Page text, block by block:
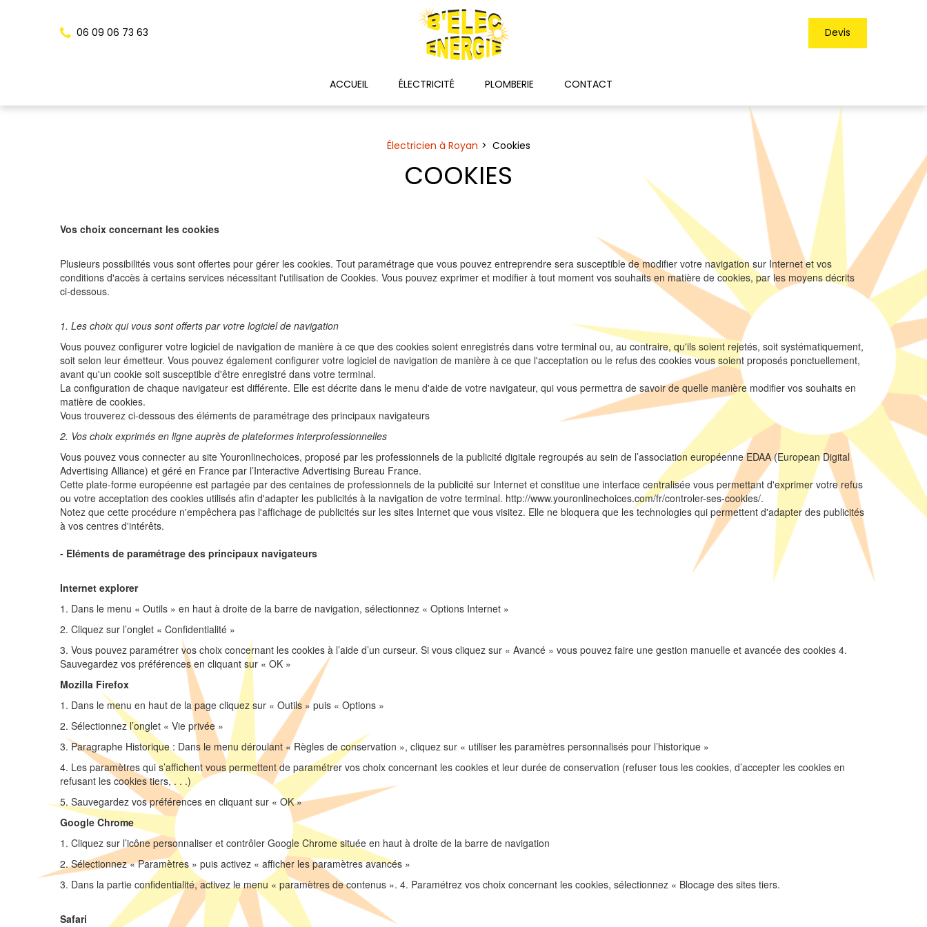
06 09 06 73 63 Devis
ACCUEIL ÉLECTRICITÉ PLOMBERIE CONTACT
Électricien à Royan Cookies
COOKIES
Vos choix concernant les cookies
Plusieurs possibilités vous sont offertes pour gérer les cookies. Tout paramétrage que vous pouvez entreprendre sera susceptible de modifier votre navigation sur Internet et vos
conditions d'accès à certains services nécessitant l'utilisation de Cookies. Vous pouvez exprimer et modifier à tout moment vos souhaits en matière de cookies, par les moyens décrits
ci-dessous.
1. Les choix qui vous sont offerts par votre logiciel de navigation
Vous pouvez configurer votre logiciel de navigation de manière à ce que des cookies soient enregistrés dans votre terminal ou, au contraire, qu'ils soient rejetés, soit systématiquement,
soit selon leur émetteur. Vous pouvez également configurer votre logiciel de navigation de manière à ce que l'acceptation ou le refus des cookies vous soient proposés ponctuellement,
avant qu'un cookie soit susceptible d'être enregistré dans votre terminal.
La configuration de chaque navigateur est différente. Elle est décrite dans le menu d'aide de votre navigateur, qui vous permettra de savoir de quelle manière modifier vos souhaits en
matière de cookies.
Vous trouverez ci-dessous des éléments de paramétrage des principaux navigateurs
2. Vos choix exprimés en ligne auprès de plateformes interprofessionnelles
Vous pouvez vous connecter au site Youronlinechoices, proposé par les professionnels de la publicité digitale regroupés au sein de l’association européenne EDAA (European Digital
Advertising Alliance) et géré en France par l’Interactive Advertising Bureau France.
Cette plate-forme européenne est partagée par des centaines de professionnels de la publicité sur Internet et constitue une interface centralisée vous permettant d'exprimer votre refus
ou votre acceptation des cookies utilisés afin d'adapter les publicités à la navigation de votre terminal. http://www.youronlinechoices.com/fr/controler-ses-cookies/.
Notez que cette procédure n'empêchera pas l'affichage de publicités sur les sites Internet que vous visitez. Elle ne bloquera que les technologies qui permettent d'adapter des publicités
à vos centres d'intérêts.
- Eléments de paramétrage des principaux navigateurs
Internet explorer
1. Dans le menu « Outils » en haut à droite de la barre de navigation, sélectionnez « Options Internet »
2. Cliquez sur l’onglet « Confidentialité »
3. Vous pouvez paramétrer vos choix concernant les cookies à l’aide d’un curseur. Si vous cliquez sur « Avancé » vous pouvez faire une gestion manuelle et avancée des cookies 4.
Sauvegardez vos préférences en cliquant sur « OK »
Mozilla Firefox
1. Dans le menu en haut de la page cliquez sur « Outils » puis « Options »
2. Sélectionnez l’onglet « Vie privée »
3. Paragraphe Historique : Dans le menu déroulant « Règles de conservation », cliquez sur « utiliser les paramètres personnalisés pour l’historique »
4. Les paramètres qui s’affichent vous permettent de paramétrer vos choix concernant les cookies et leur durée de conservation (refuser tous les cookies, d’accepter les cookies en
refusant les cookies tiers, . . .)
5. Sauvegardez vos préférences en cliquant sur « OK »
Google Chrome
1. Cliquez sur l’icône personnaliser et contrôler Google Chrome située en haut à droite de la barre de navigation
2. Sélectionnez « Paramètres » puis activez « afficher les paramètres avancés »
3. Dans la partie confidentialité, activez le menu « paramètres de contenus ». 4. Paramétrez vos choix concernant les cookies, sélectionnez « Blocage des sites tiers.
Safari